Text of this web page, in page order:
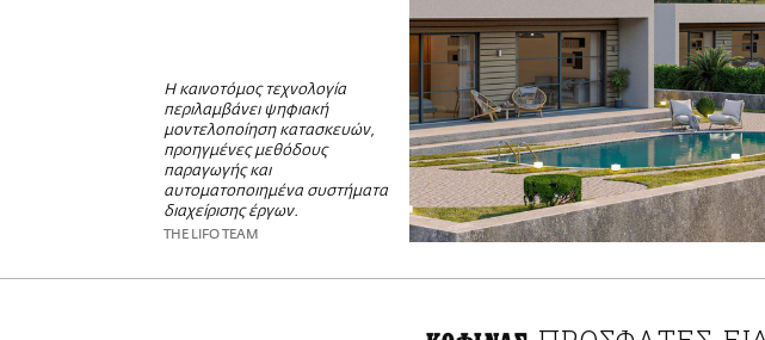
Η καινοτόμος τεχνολογία
περιλαμβάνει ψηφιακή
μοντελοποίηση κατασκευών,
προηγμένες μεθόδους
παραγωγής και
αυτοματοποιημένα συστήματα
διαχείρισης έργων.
THE LIFO TEAM